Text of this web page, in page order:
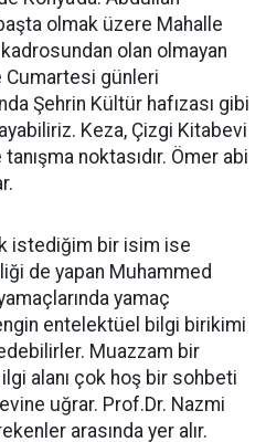
olmak üzere Mahalle
olan olmayan
günleri
Şehrin Kültür hafızası gibi
Keza, Çizgi Kitabevi
noktasıdır. Ömer abi
istediğim bir isim ise
de yapan Muhammed
yamaç
entelektüel bilgi birikimi
Muazzam bir
alanı çok hoş bir sohbeti
uğrar. Prof.Dr. Nazmi
arasında yer alır.